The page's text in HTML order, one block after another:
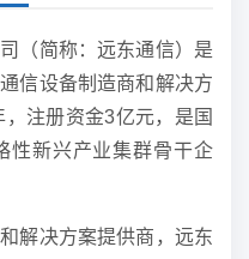
（简称：远东通信）是
信设备制造商和解决方
注册资金3亿元，是国
性新兴产业集群骨干企
解决方案提供商，远东